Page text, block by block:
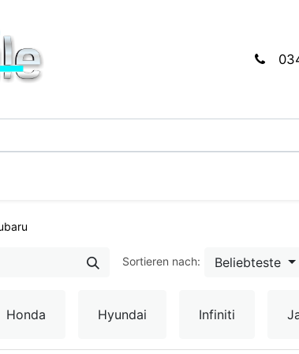
Sortieren nach: Beliebteste
Honda Hyundai Infiniti